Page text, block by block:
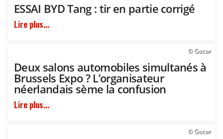
ESSAI BYD Tang : tir en partie corrigé
Lire plus...
© Gocar
Deux salons automobiles simultanés à
Brussels Expo ? L’organisateur
néerlandais sème la confusion
Lire plus...
© Gocar